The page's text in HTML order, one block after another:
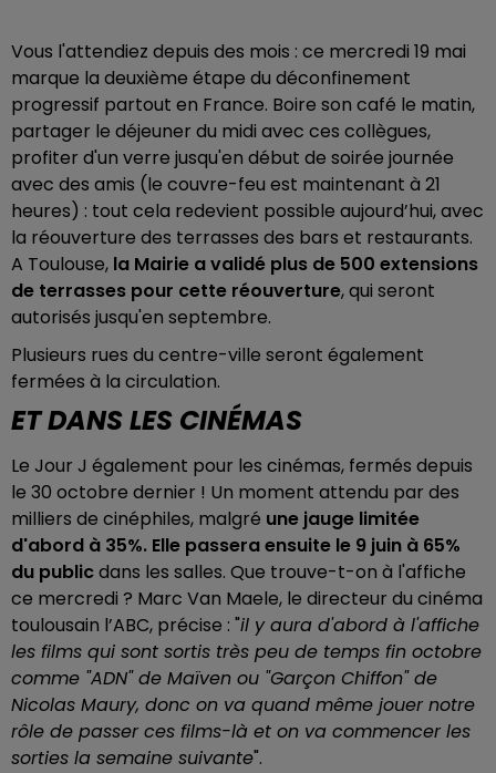
Vous l'attendiez depuis des mois : ce mercredi 19 mai
marque la deuxième étape du déconfinement
progressif partout en France. Boire son café le matin,
partager le déjeuner du midi avec ces collègues,
profiter d'un verre jusqu'en début de soirée journée
avec des amis (le couvre-feu est maintenant à 21
heures) : tout cela redevient possible aujourd’hui, avec
la réouverture des terrasses des bars et restaurants.
A Toulouse, la Mairie a validé plus de 500 extensions
de terrasses pour cette réouverture, qui seront
autorisés jusqu'en septembre.
Plusieurs rues du centre-ville seront également
fermées à la circulation.
ET DANS LES CINÉMAS
Le Jour J également pour les cinémas, fermés depuis
le 30 octobre dernier ! Un moment attendu par des
milliers de cinéphiles, malgré une jauge limitée
d'abord à 35%. Elle passera ensuite le 9 juin à 65%
du publicdans les salles. Que trouve-t-on à l'affiche
ce mercredi ? Marc Van Maele, le directeur du cinéma
toulousain l’ABC, précise : "il y aura d'abord à l'affiche
les films qui sont sortis très peu de temps fin octobre
comme "ADN" de Maïven ou "Garçon Chiffon" de
Nicolas Maury, donc on va quand même jouer notre
rôle de passer ces films-là et on va commencer les
sorties la semaine suivante".